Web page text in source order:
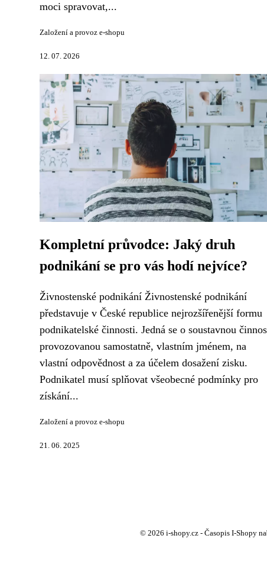
moci spravovat,...
Založení a provoz e-shopu
12. 07. 2026
Kompletní průvodce: Jaký druh
podnikání se pro vás hodí nejvíce?
Živnostenské podnikání Živnostenské podnikání
představuje v České republice nejrozšířenější formu
podnikatelské činnosti. Jedná se o soustavnou
provozovanou samostatně, vlastním jménem, na
vlastní odpovědnost a za účelem dosažení zisku.
Podnikatel musí splňovat všeobecné podmínky pro
získání...
Založení a provoz e-shopu
21. 06. 2025
© 2026 i-shopy.cz - Časopis I-Shopy